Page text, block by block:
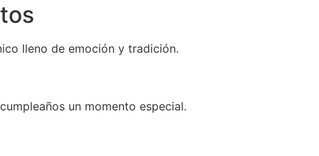
lleno de emoción y tradición.
un momento especial.